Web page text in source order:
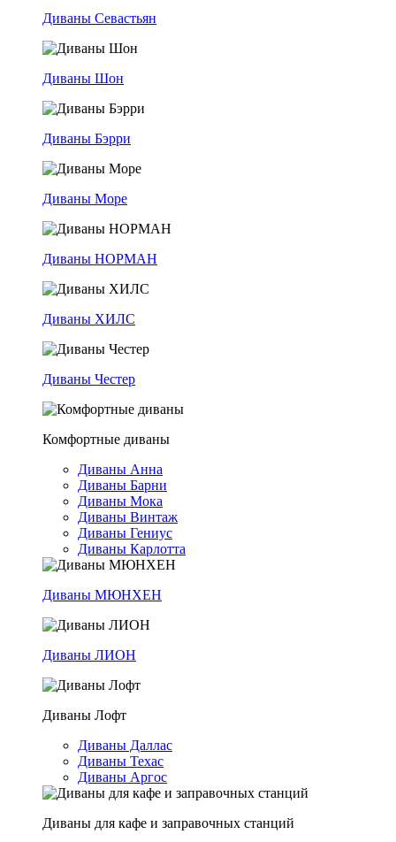
Диваны Севастьян
Диваны Шон
Диваны Бэрри
Диваны Море
Диваны НОРМАН
Диваны ХИЛС
Диваны Честер
Комфортные диваны
Диваны Анна
Диваны Барни
Диваны Мока
Диваны Винтаж
Диваны Гениус
Диваны Карлотта
Диваны МЮНХЕН
Диваны ЛИОН
Диваны Лофт
Диваны Даллас
Диваны Техас
Диваны Аргос
Диваны для кафе и заправочных станций